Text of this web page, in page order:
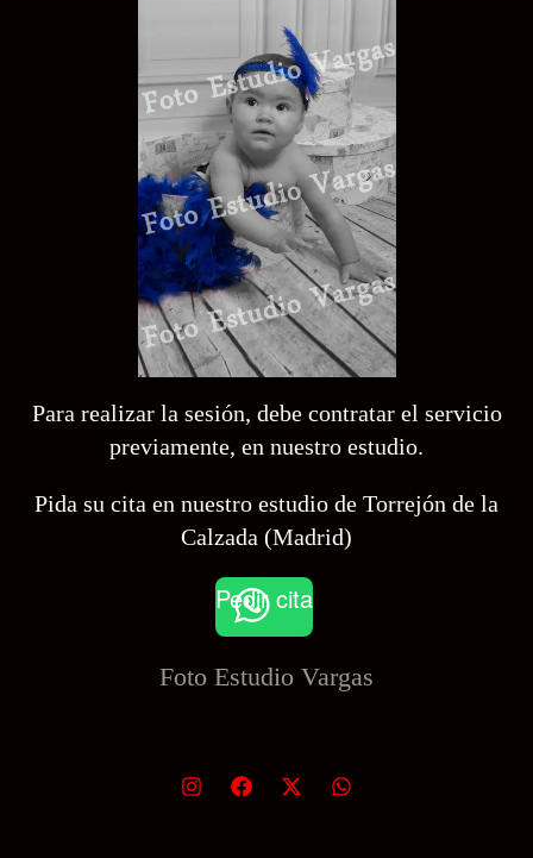
Para realizar la sesión, debe contratar el servicio
previamente, en nuestro estudio.
Pida su cita en nuestro estudio de Torrejón de la
Calzada (Madrid)
Pedir cita
Foto Estudio Vargas